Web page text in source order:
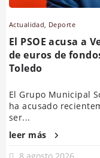
Actualidad, Deporte
El PSOE acusa a
de euros de
Toledo
El Grupo Municipal
ha acusado
ser...
leer más